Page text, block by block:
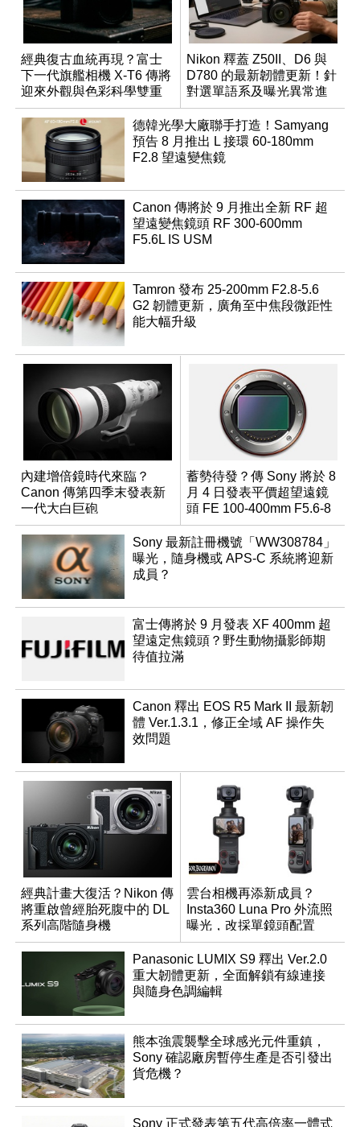
經典復古血統再現？富士
下一代旗艦相機 X-T6 傳將
迎來外觀與色彩科學雙重
優化
Nikon 釋蓋 Z50II、D6 與
D780 的最新韌體更新！針
對選單語系及曝光異常進
行修復
德韓光學大廠聯手打造！Samyang
預告 8 月推出 L 接環 60-180mm
F2.8 望遠變焦鏡
Canon 傳將於 9 月推出全新 RF 超
望遠變焦鏡頭 RF 300-600mm
F5.6L IS USM
Tamron 發布 25-200mm F2.8-5.6
G2 韌體更新，廣角至中焦段微距性
能大幅升級
內建增倍鏡時代來臨？
Canon 傳第四季末發表新
一代大白巨砲
蓄勢待發？傳 Sony 將於 8
月 4 日發表平價超望遠鏡
頭 FE 100-400mm F5.6-8
Sony 最新註冊機號「WW308784」
曝光，隨身機或 APS-C 系統將迎新
成員？
富士傳將於 9 月發表 XF 400mm 超
望遠定焦鏡頭？野生動物攝影師期
待值拉滿
Canon 釋出 EOS R5 Mark II 最新韌
體 Ver.1.3.1，修正全域 AF 操作失
效問題
經典計畫大復活？Nikon 傳
將重啟曾經胎死腹中的 DL
系列高階隨身機
雲台相機再添新成員？
Insta360 Luna Pro 外流照
曝光，改採單鏡頭配置
Panasonic LUMIX S9 釋出 Ver.2.0
重大韌體更新，全面解鎖有線連接
與隨身色調編輯
熊本強震襲擊全球感光元件重鎮，
Sony 確認廠房暫停生產是否引發出
貨危機？
Sony 正式發表第五代高倍率一體式